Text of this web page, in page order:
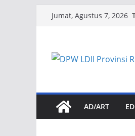
Jumat, Agustus 7, 2026
AD/ART